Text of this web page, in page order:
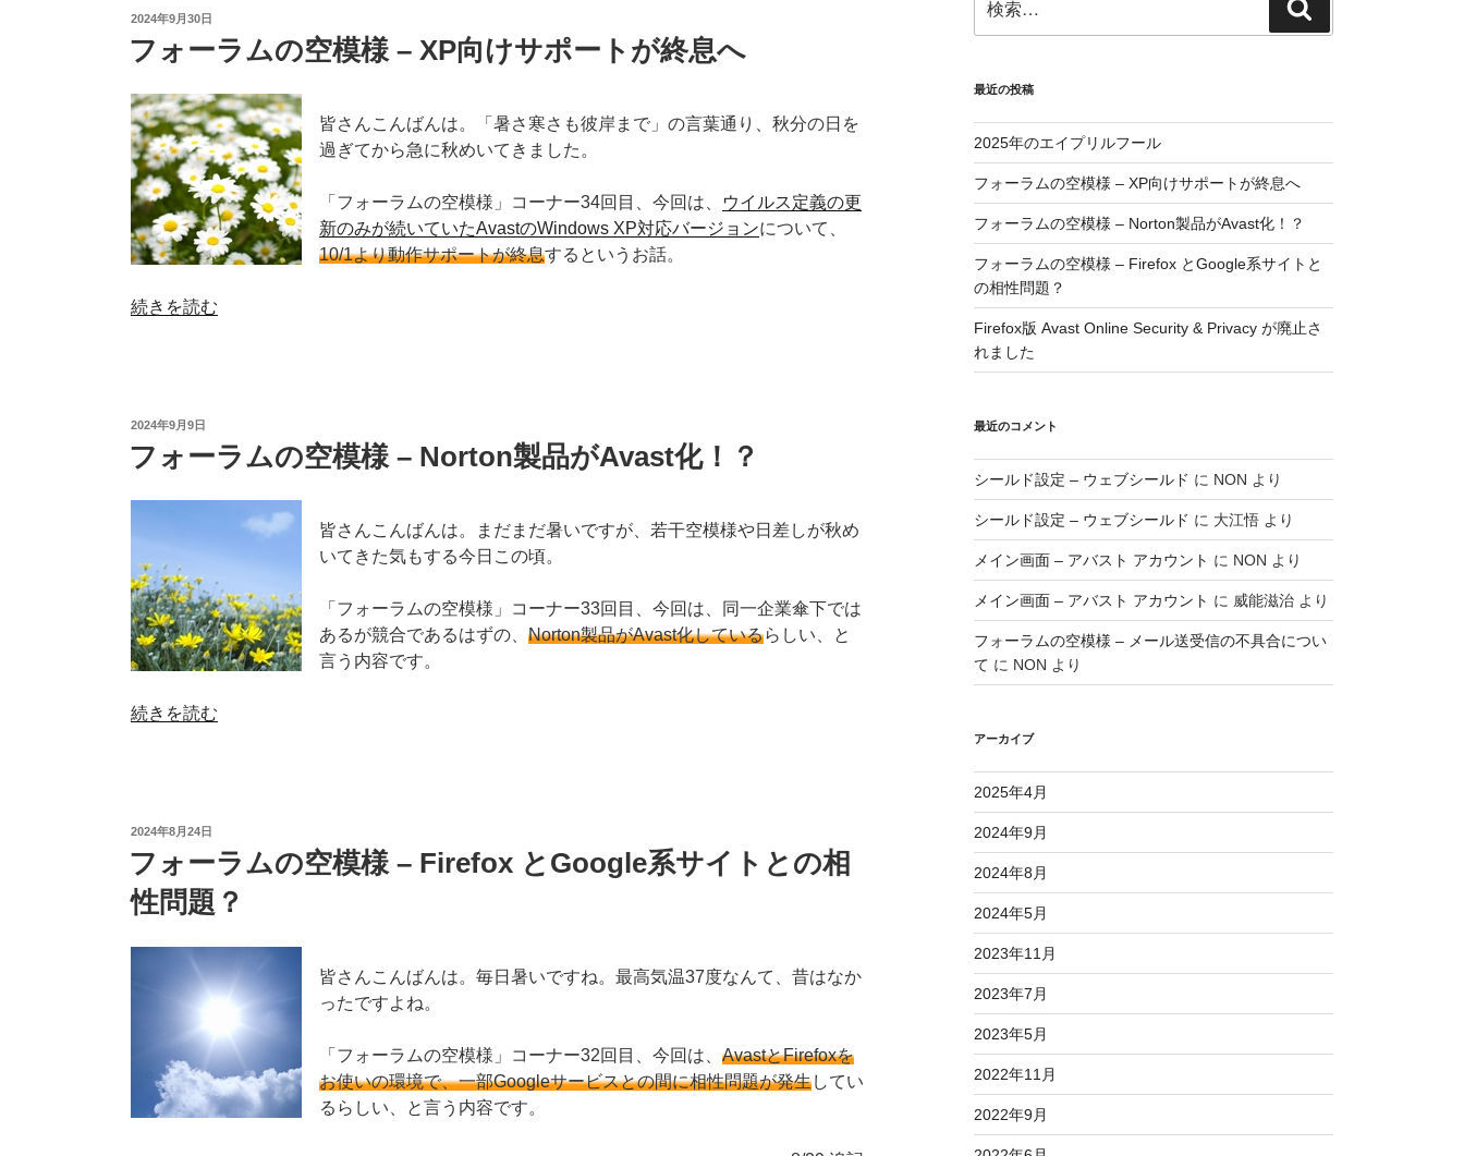
リ
ー
ル”
投
日:
2024年9月30日
フォーラムの空模様 – XP向けサポートが終息へ
皆さんこんばんは。「暑さ寒さも彼岸まで」の言葉通り、秋分の日を
過ぎてから急に秋めいてきました。
「フォーラムの空模様」コーナー34回目、今回は、
ウイルス定義の更
新のみが続いていたAvastのWindows XP対応バージョンについて、
10/1より動作サポートが終息するというお話。
“フ
空
XP
向
け
サ
ポ
ト
へ”
の
続きを読む
投
日:
2024年9月9日
フォーラムの空模様 – Norton製品がAvast化！？
皆さんこんばんは。まだまだ暑いですが、若干空模様や日差しが秋め
いてきた気もする今日この頃。
「フォーラムの空模様」コーナー33回目、今回は、同一企業傘下では
あるが競合であるはずの、 Norton製品がAvast化しているらしい、と
言う内容です。
“フ
空
模
様
–
Avast
化！？”
続きを読む
投
日:
2024年8月24日
フォーラムの空模様 – Firefox とGoogle系サイトとの相
性問題？
皆さんこんばんは。毎日暑いですね。最高気温37度なんて、昔はなか
ったですよね。
「フォーラムの空模様」コーナー32回目、今回は、 AvastとFirefoxを
お使いの環境で、一部Googleサービスとの間に相性問題が発生してい
るらしい、と言う内容です。
索:
索
最近の投稿
2025年のエイプリルフール
フォーラムの空模様 – XP向けサポートが終息へ
フォーラムの空模様 – Norton製品がAvast化！？
フォーラムの空模様 – Firefox とGoogle系サイトと
の相性問題？
Firefox版 Avast Online Security & Privacy が廃止さ
れました
最近のコメント
シールド設定 – ウェブシールド に NON より
シールド設定 – ウェブシールド に 大江悟 より
メイン画面 – アバスト アカウント に NON より
メイン画面 – アバスト アカウント に 威能滋治 より
フォーラムの空模様 – メール送受信の不具合につい
て に NON より
アーカイブ
2025年4月
2024年9月
2024年8月
2024年5月
2023年11月
2023年7月
2023年5月
2022年11月
2022年9月